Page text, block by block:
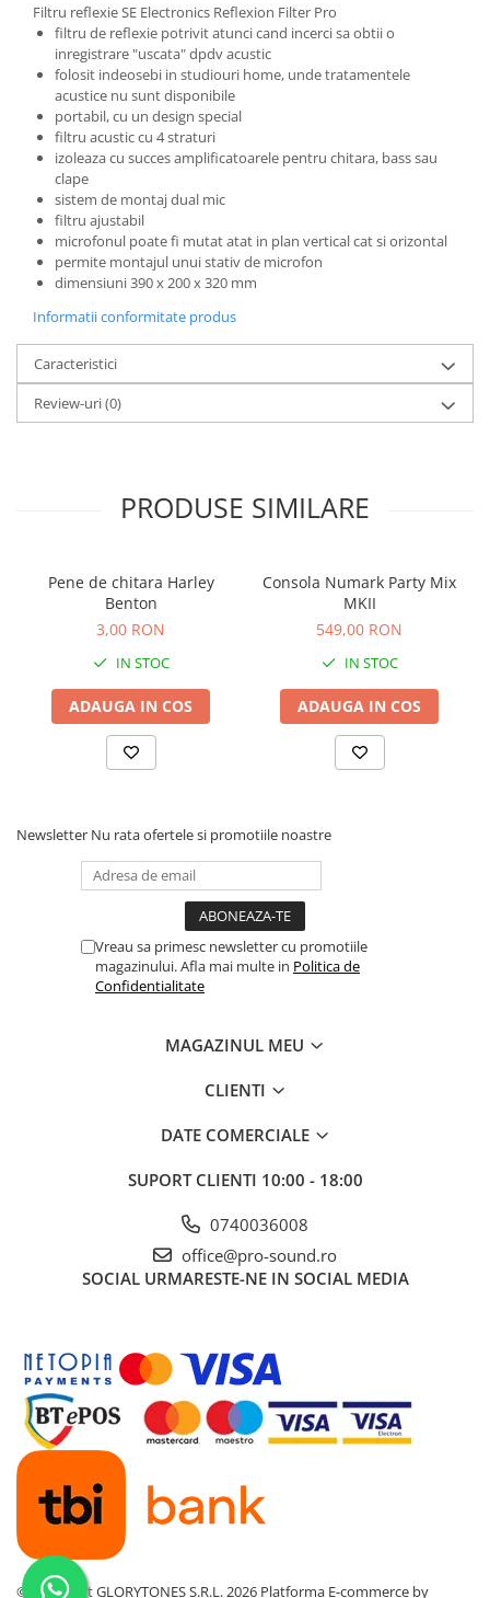
Controllere monitoare de studio
Convertoare AD/DA
Interfete audio
Interfete MIDI si Cabluri Midi-USB
Microfoane de studio
Monitoare de studio
Pop filtre
Preamplificatoare
Protectii antifonice pentru urechi
Rack studio
Recordere portabile
Sintetizatoare
Standuri si stative de monitoare
Subwoofere de studio
Accesorii pentru lumini
Case-uri de lumini
Efecte de lumini
Masini de fum si ceata
Proiectoare
Scene şi Ring-uri de Dans
Chitare si bass
Instrumente de percutie
Instrumente traditionale
Accesorii Pick-up si Vinyl
Case-uri DJ
Controllere MIDI - USB DAW
Genti pentru DJ
Mixere DJ
Platane DJ
Samplere si controllere
Stative si pupitre DJ
Cabluri si conectori
Cabluri adaptoare, cabluri Y
Filtru reflexie SE Electronics Reflexion Filter Pro
filtru de reflexie potrivit atunci cand incerci sa obtii o
inregistrare "uscata" dpdv acustic
folosit indeosebi in studiouri home, unde tratamentele
acustice nu sunt disponibile
portabil, cu un design special
filtru acustic cu 4 straturi
izoleaza cu succes amplificatoarele pentru chitara, bass sau
clape
sistem de montaj dual mic
filtru ajustabil
microfonul poate fi mutat atat in plan vertical cat si orizontal
permite montajul unui stativ de microfon
dimensiuni 390 x 200 x 320 mm
Informatii conformitate produs
Caracteristici
Review-uri(0)
PRODUSE SIMILARE
Pene de chitara Harley
Benton
3,00 RON
IN STOC
ADAUGA IN COS
Consola Numark Party Mix
MKII
549,00 RON
IN STOC
ADAUGA IN COS
Newsletter Nu rata ofertele si promotiile noastre
Vreau sa primesc newsletter cu promotiile
magazinului. Afla mai multe in Politica de
Confidentialitate
MAGAZINUL MEU
CLIENTI
DATE COMERCIALE
SUPORT CLIENTI 10:00 - 18:00
0740036008
office@pro-sound.ro
SOCIAL URMARESTE-NE IN SOCIAL MEDIA
©Copyright GLORYTONES S.R.L. 2026 Platforma E-commerce by